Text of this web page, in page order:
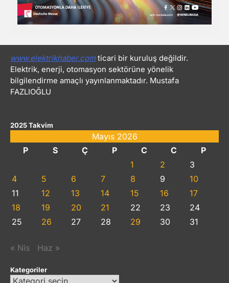
www.elektrikhaber.comticari bir kuruluş değildir.
Elektrik, enerji, otomasyon sektörüne yönelik
bilgilendirme amaçlı yayınlanmaktadır. Mustafa
FAZLIOĞLU
2025 Takvim
Mayıs 2026
P
S Ç P C C
P
1
2
3
4
5 6 7 8 9
10
11
12 13 14 15 16
17
18
19 20 21 22 23
24
25
26 27 28 29 30 31
« Nis Haz »
Kategoriler
Kategoriler